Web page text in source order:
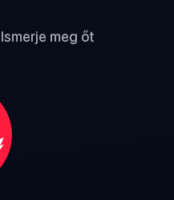
meg őt